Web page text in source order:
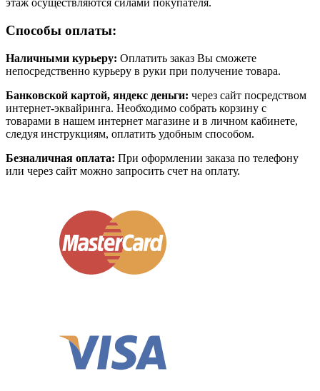
этаж осуществляются силами покупателя.
Способы оплаты:
Наличными курьеру: Оплатить заказ Вы сможете
непосредственно курьеру в руки при получение товара.
Банковской картой, яндекс деньги: через сайт посредством
интернет-эквайринга. Необходимо собрать корзину с
товарами в нашем интернет магазине и в личном кабинете,
следуя инструкциям, оплатить удобным способом.
Безналичная оплата: При оформлении заказа по телефону
или через сайт можно запросить счет на оплату.